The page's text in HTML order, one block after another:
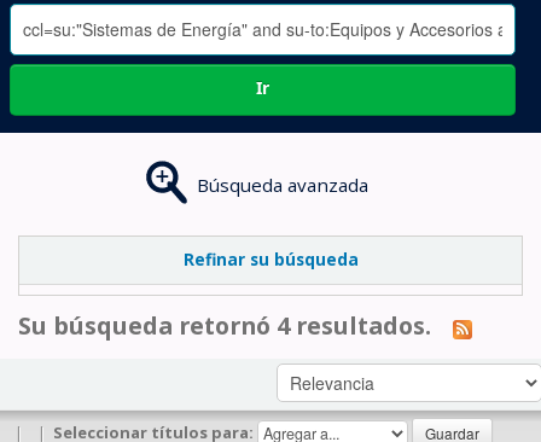
Ir
Búsqueda avanzada
Refinar su búsqueda
Su búsqueda retornó 4 resultados.
| | Seleccionar títulos para: